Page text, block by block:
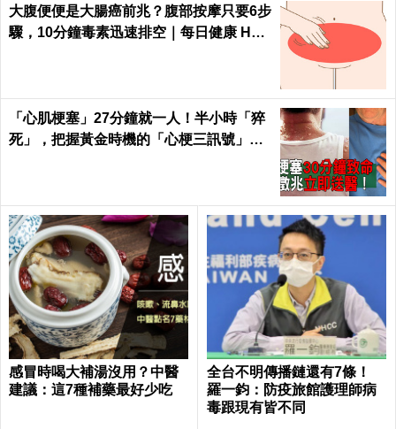
大腹便便是大腸癌前兆？腹部按摩只要6步
驟，10分鐘毒素迅速排空｜每日健康 Heal
「心肌梗塞」27分鐘就一人！半小時「猝
死」，把握黃金時機的「心梗三訊號」！
感冒時喝大補湯沒用？中醫
建議：這7種補藥最好少吃
全台不明傳播鏈還有7條！
羅一鈞：防疫旅館護理師病
毒跟現有皆不同